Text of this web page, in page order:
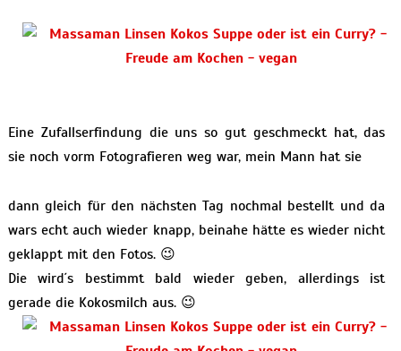
Eine Zufallserfindung die uns so gut geschmeckt hat, das
sie noch vorm Fotografieren weg war, mein Mann hat sie
dann gleich für den nächsten Tag nochmal bestellt und da
wars echt auch wieder knapp, beinahe hätte es wieder nicht
geklappt mit den Fotos. 😉
Die wird´s bestimmt bald wieder geben, allerdings ist
gerade die Kokosmilch aus. 😉